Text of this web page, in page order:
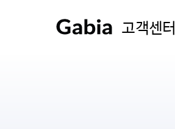
고객센터